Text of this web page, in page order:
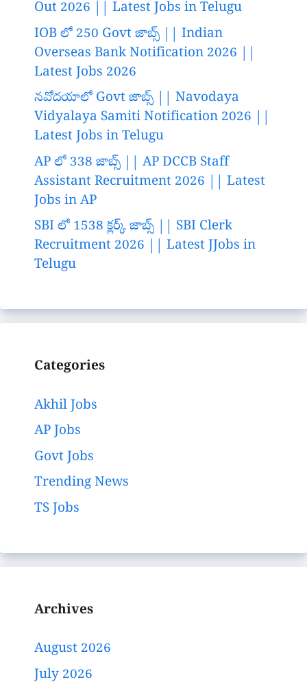
Out 2026 || Latest Jobs in Telugu
IOB లో 250 Govt జాబ్స్ || Indian
Overseas Bank Notification 2026 ||
Latest Jobs 2026
నవోదయాలో Govt జాబ్స్ || Navodaya
Vidyalaya Samiti Notification 2026 ||
Latest Jobs in Telugu
AP లో 338 జాబ్స్ || AP DCCB Staff
Assistant Recruitment 2026 || Latest
Jobs in AP
SBI లో 1538 క్లర్క్ జాబ్స్ || SBI Clerk
Recruitment 2026 || Latest JJobs in
Telugu
Categories
Akhil Jobs
AP Jobs
Govt Jobs
Trending News
TS Jobs
Archives
August 2026
July 2026